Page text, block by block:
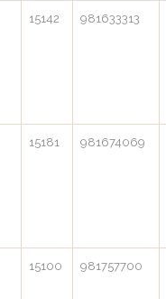
15142 981633313
15181
981674069
15100 981757700